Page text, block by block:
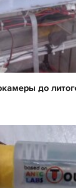
до